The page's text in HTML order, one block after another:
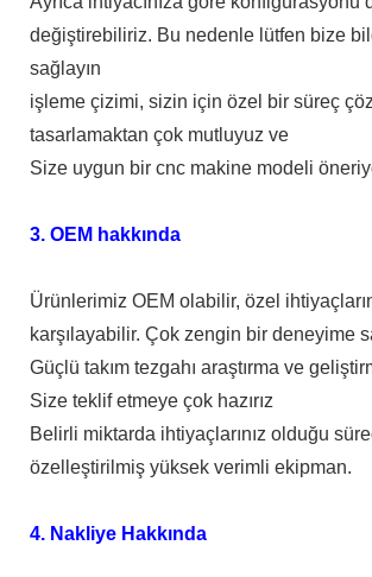
değiştirebiliriz. Bu nedenle lütfen bize
sağlayın
işleme çizimi, sizin için özel bir süreç
tasarlamaktan çok mutluyuz ve
Size uygun bir cnc makine modeli
3. OEM hakkında
Ürünlerimiz OEM olabilir, özel
karşılayabilir. Çok zengin bir deneyime
Güçlü takım tezgahı araştırma ve
Size teklif etmeye çok hazırız
Belirli miktarda ihtiyaçlarınız olduğu
özelleştirilmiş yüksek verimli ekipman.
4. Nakliye Hakkında